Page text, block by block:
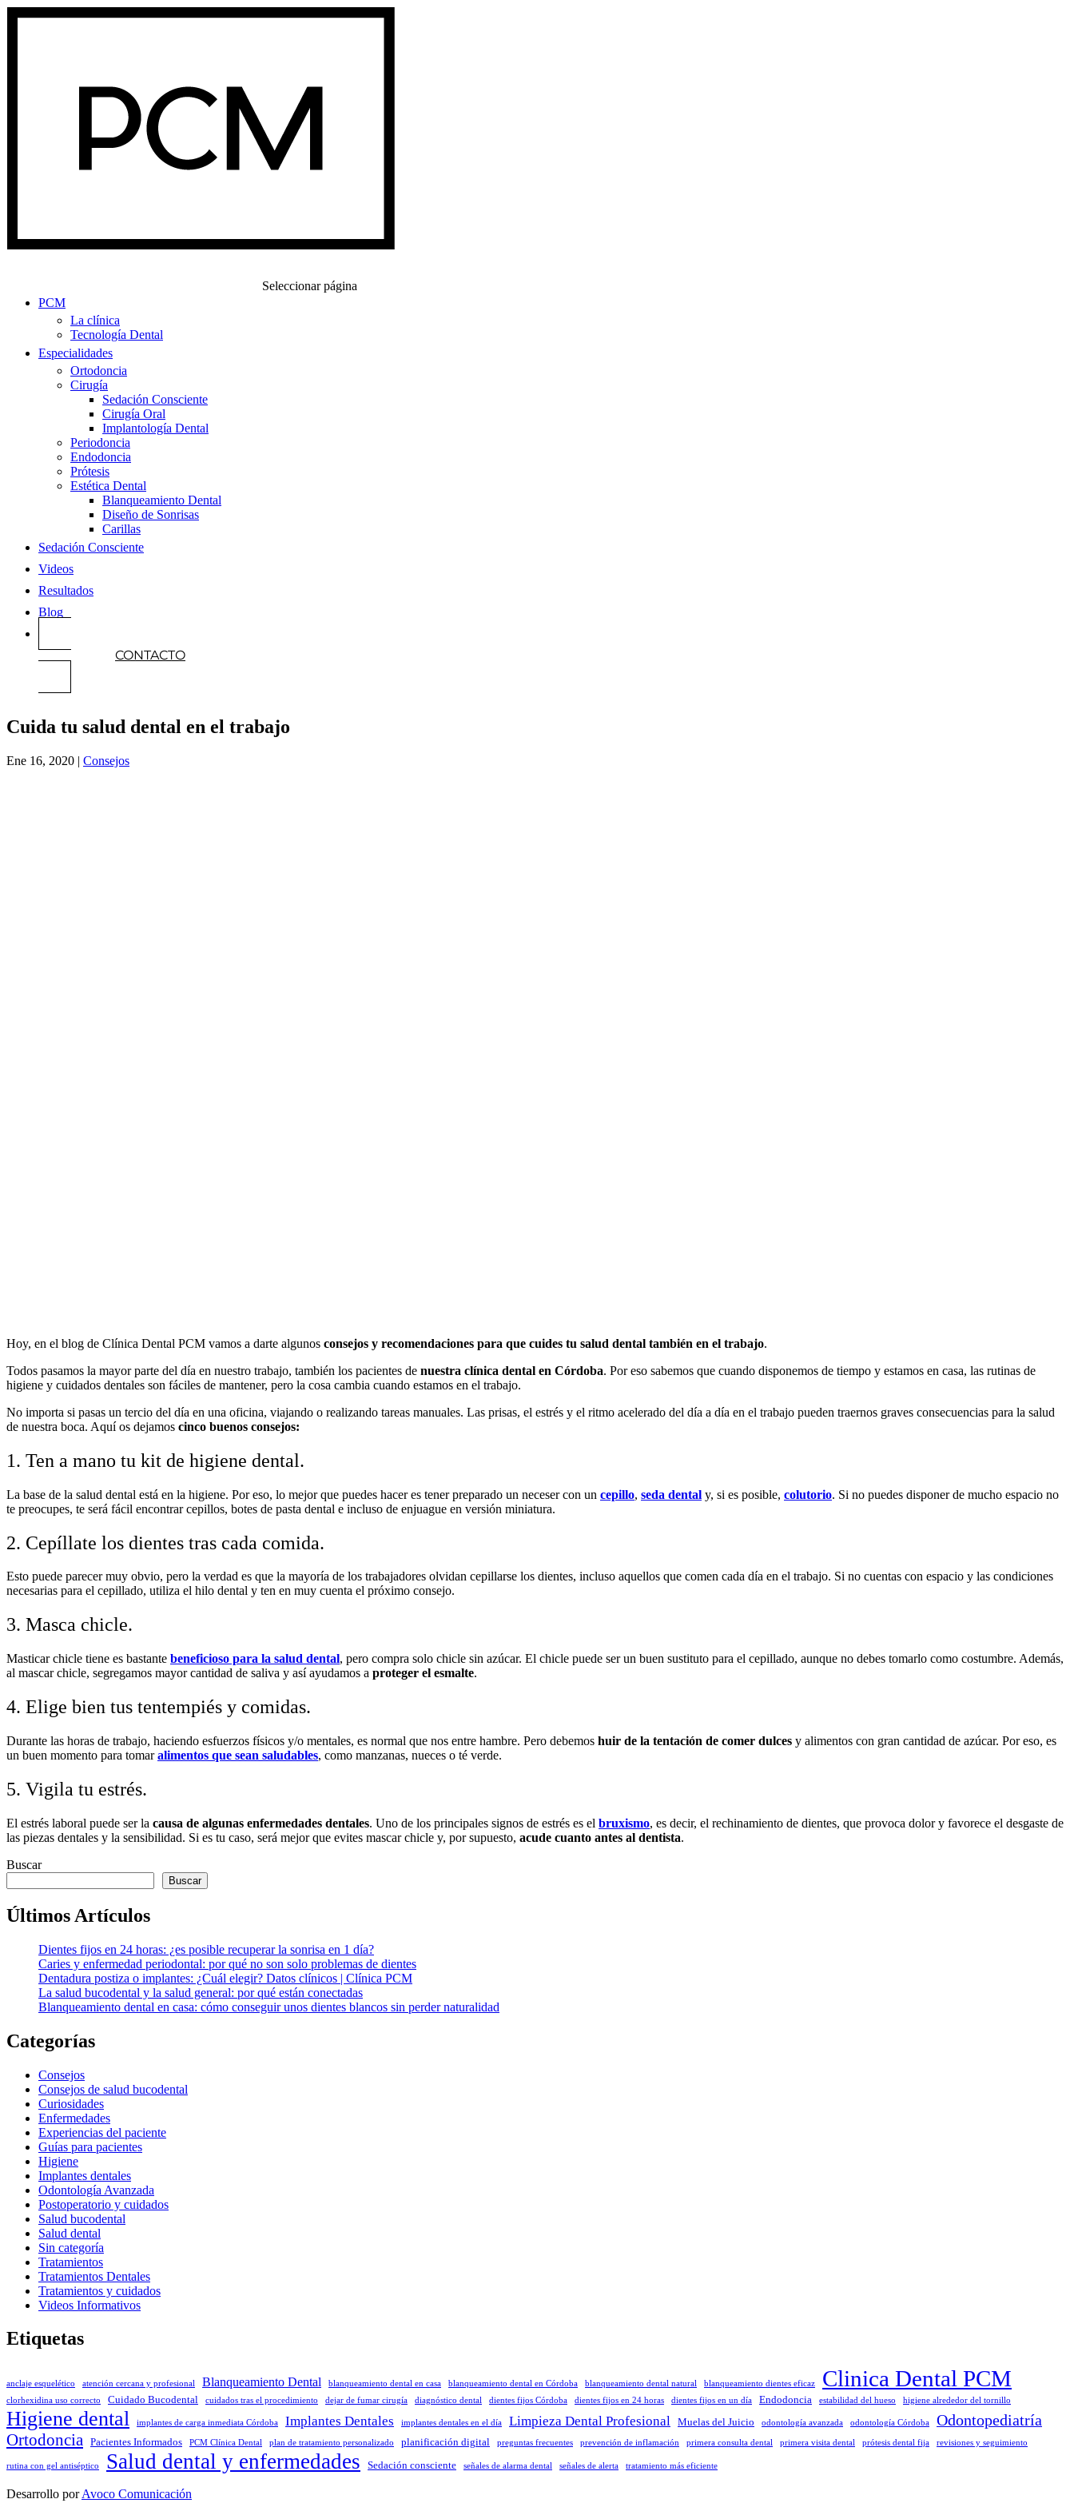
PCM
La clínica
Tecnología Dental
Especialidades
Ortodoncia
Cirugía
Sedación Consciente
Cirugía Oral
Implantología Dental
Periodoncia
Endodoncia
Prótesis
Estética Dental
Blanqueamiento Dental
Diseño de Sonrisas
Carillas
Sedación Consciente
Videos
Resultados
Blog
CONTACTO
Seleccionar página
Cuida tu salud dental en el trabajo
Ene 16, 2020 | Consejos
Hoy, en el blog de Clínica Dental PCM vamos a darte algunos consejos y recomendaciones para que cuides tu salud dental también en el trabajo.
Todos pasamos la mayor parte del día en nuestro trabajo, también los pacientes de nuestra clínica dental en Córdoba. Por eso sabemos que cuando disponemos de tiempo y estamos en casa, las rutinas de
higiene y cuidados dentales son fáciles de mantener, pero la cosa cambia cuando estamos en el trabajo.
No importa si pasas un tercio del día en una oficina, viajando o realizando tareas manuales. Las prisas, el estrés y el ritmo acelerado del día a día en el trabajo pueden traernos graves consecuencias para la salud
de nuestra boca. Aquí os dejamos cinco buenos consejos:
1. Ten a mano tu kit de higiene dental.
La base de la salud dental está en la higiene. Por eso, lo mejor que puedes hacer es tener preparado un neceser con un cepillo, seda dental y, si es posible, colutorio. Si no puedes disponer de mucho espacio no
te preocupes, te será fácil encontrar cepillos, botes de pasta dental e incluso de enjuague en versión miniatura.
2. Cepíllate los dientes tras cada comida.
Esto puede parecer muy obvio, pero la verdad es que la mayoría de los trabajadores olvidan cepillarse los dientes, incluso aquellos que comen cada día en el trabajo. Si no cuentas con espacio y las condiciones
necesarias para el cepillado, utiliza el hilo dental y ten en muy cuenta el próximo consejo.
3. Masca chicle.
Masticar chicle tiene es bastante beneficioso para la salud dental, pero compra solo chicle sin azúcar. El chicle puede ser un buen sustituto para el cepillado, aunque no debes tomarlo como costumbre. Además,
al mascar chicle, segregamos mayor cantidad de saliva y así ayudamos a proteger el esmalte.
4. Elige bien tus tentempiés y comidas.
Durante las horas de trabajo, haciendo esfuerzos físicos y/o mentales, es normal que nos entre hambre. Pero debemos huir de la tentación de comer dulces y alimentos con gran cantidad de azúcar. Por eso, es
un buen momento para tomaralimentos que sean saludables, como manzanas, nueces o té verde.
5. Vigila tu estrés.
El estrés laboral puede ser la causa de algunas enfermedades dentales. Uno de los principales signos de estrés es el bruxismo, es decir, el rechinamiento de dientes, que provoca dolor y favorece el desgaste de
las piezas dentales y la sensibilidad. Si es tu caso, será mejor que evites mascar chicle y, por supuesto, acude cuanto antes al dentista.
Buscar
Buscar
Últimos Artículos
Dientes fijos en 24 horas: ¿es posible recuperar la sonrisa en 1 día?
Caries y enfermedad periodontal: por qué no son solo problemas de dientes
Dentadura postiza o implantes: ¿Cuál elegir? Datos clínicos | Clínica PCM
La salud bucodental y la salud general: por qué están conectadas
Blanqueamiento dental en casa: cómo conseguir unos dientes blancos sin perder naturalidad
Categorías
Consejos
Consejos de salud bucodental
Curiosidades
Enfermedades
Experiencias del paciente
Guías para pacientes
Higiene
Implantes dentales
Odontología Avanzada
Postoperatorio y cuidados
Salud bucodental
Salud dental
Sin categoría
Tratamientos
Tratamientos Dentales
Tratamientos y cuidados
Videos Informativos
Etiquetas
anclaje esquelético atención cercana y profesional Blanqueamiento Dental blanqueamiento dental en casa blanqueamiento dental en Córdoba blanqueamiento dental natural blanqueamiento dientes eficaz Clinica Dental PCM
clorhexidina uso correcto Cuidado Bucodental cuidados tras el procedimiento dejar de fumar cirugía diagnóstico dental dientes fijos Córdoba dientes fijos en 24 horas dientes fijos en un día Endodoncia estabilidad del hueso higiene alrededor del tornillo
Higiene dental implantes de carga inmediata Córdoba Implantes Dentales implantes dentales en el día Limpieza Dental Profesional Muelas del Juicio odontología avanzada odontología Córdoba
Odontopediatría
Ortodoncia
Pacientes Informados PCM Clínica Dental plan de tratamiento personalizado planificación digital preguntas frecuentes prevención de inflamación primera consulta dental primera visita dental prótesis dental fija revisiones y seguimiento
rutina con gel antiséptico Salud dental y enfermedades Sedación consciente señales de alarma dental señales de alerta tratamiento más eficiente
Desarrollo porAvoco Comunicación